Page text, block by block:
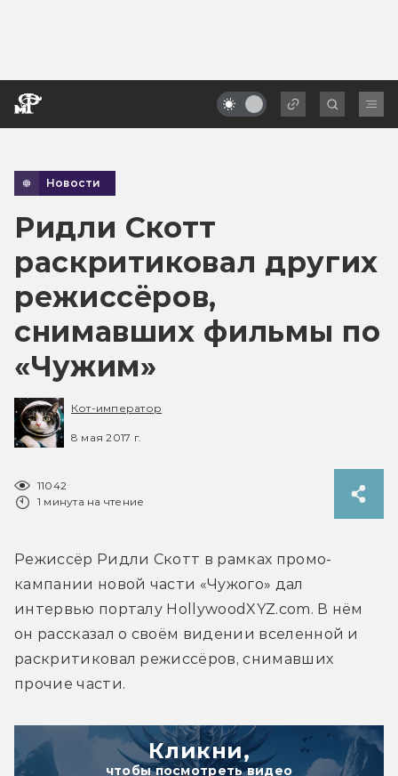
Новости
Ридли Скотт
раскритиковал других
режиссёров,
снимавших фильмы по
«Чужим»
Кот-император
8 мая 2017 г.
11042
1 минута на чтение
Режиссёр Ридли Скотт в рамках промо-
кампании новой части «Чужого» дал
интервью порталу HollywoodXYZ.com. В нём
он рассказал о своём видении вселенной и
раскритиковал режиссёров, снимавших
прочие части.
Кликни,
чтобы посмотреть видео